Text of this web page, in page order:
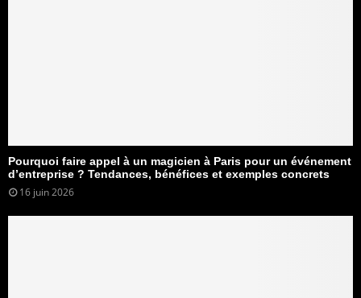
Pourquoi faire appel à un magicien à Paris pour un événement
d’entreprise ? Tendances, bénéfices et exemples concrets
16 juin 2026